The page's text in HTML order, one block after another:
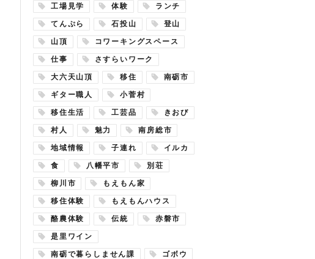
工場見学 体験 ランチ
てんぷら 石投山 登山
山頂 コワーキングスペース
仕事 さすらいワーク
大六天山頂 移住 南砺市
ギター職人 小菅村
移住生活 工芸品 きおび
村人 魅力 南房総市
地域情報 子連れ イルカ
食 八幡平市 別荘
柳川市 もえもん家
移住体験 もえもんハウス
酪農体験 伝統 赤磐市
是里ワイン
南砺で暮らしません課 ゴボウ